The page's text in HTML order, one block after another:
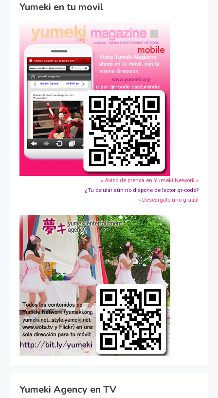
Yumeki en tu movil
» Aviso de prensa en Yumeki Network »
¿Tu celular aún no dispone de lector qr-code?
» Descárgate uno gratis!
Yumeki Agency en TV